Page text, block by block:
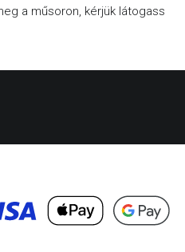
a műsoron, kérjük látogass